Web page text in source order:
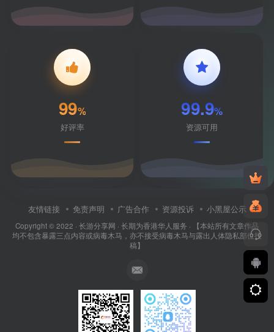
99%
好评率
99.9%
资源可用
友情链接 免责声明 广告合作 资源投诉 小黑屋公示
Copyright © 2022 · 长游分享网 · 长期为香港华人服务 · 【本站所有文章作品
均不包含暴露三点内容或病毒木马，亦不接受病毒木马与露出人体隐私部位投
稿】